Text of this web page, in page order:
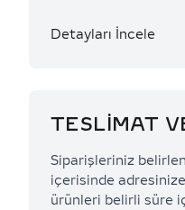
Detayları İncele
TESLİMAT
Siparişleriniz
içerisinde adresinize
ürünleri belirli süre